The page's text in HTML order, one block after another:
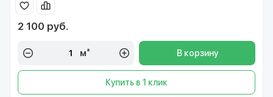
2 100 руб.
м² В корзину
Купить в 1 клик